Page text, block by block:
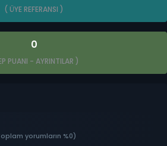
( ÜYE REFERANSI )
0
PUANI - AYRINTILAR )
yorumların %0)